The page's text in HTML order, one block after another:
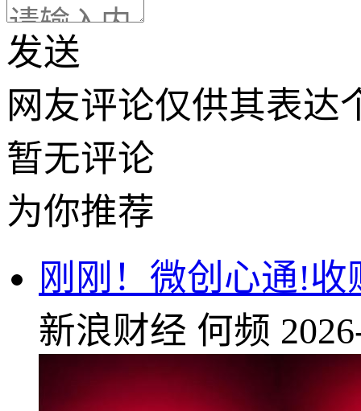
发送
网友评论仅供其表达
暂无评论
为你推荐
刚刚！微创心通!收
新浪财经 何频